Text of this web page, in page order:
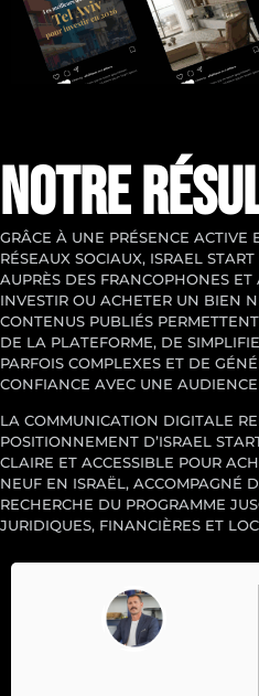
NOTRE
GRÂCE À UNE PRÉSENCE ACTIVE
RÉSEAUX SOCIAUX, ISRAEL
AUPRÈS DES FRANCOPHONES
INVESTIR OU ACHETER UN BIEN
CONTENUS PUBLIÉS
DE LA PLATEFORME, DE
PARFOIS COMPLEXES ET DE
CONFIANCE AVEC UNE AUDIENCE
LA COMMUNICATION DIGITALE
POSITIONNEMENT D’ISRAEL
CLAIRE ET ACCESSIBLE POUR
NEUF EN ISRAËL, ACCOMPAGNÉ
RECHERCHE DU PROGRAMME
JURIDIQUES, FINANCIÈRES ET